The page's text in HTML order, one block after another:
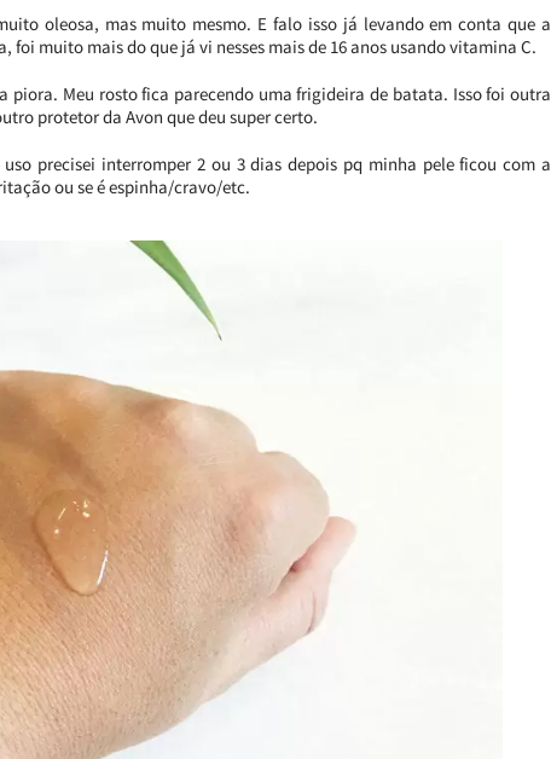
oleosa, mas muito mesmo. E falo isso já levando em conta que a
foi muito mais do que já vi nesses mais de 16 anos usando vitamina C.
piora. Meu rosto fica parecendo uma frigideira de batata. Isso foi outra
protetor da Avon que deu super certo.
precisei interromper 2 ou 3 dias depois pq minha pele ficou com a
ou se é espinha/cravo/etc.